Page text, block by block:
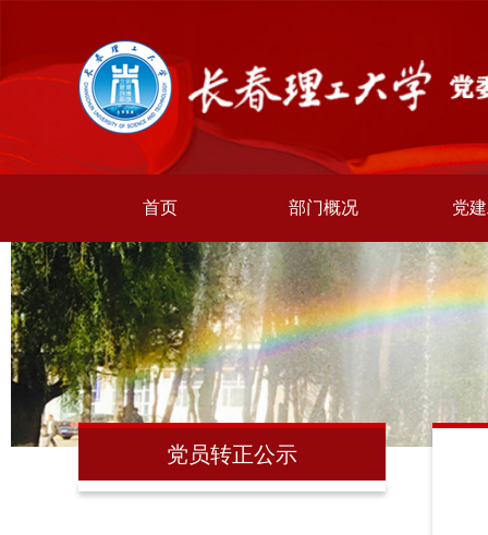
首页 部门概况 党
党员转正公示